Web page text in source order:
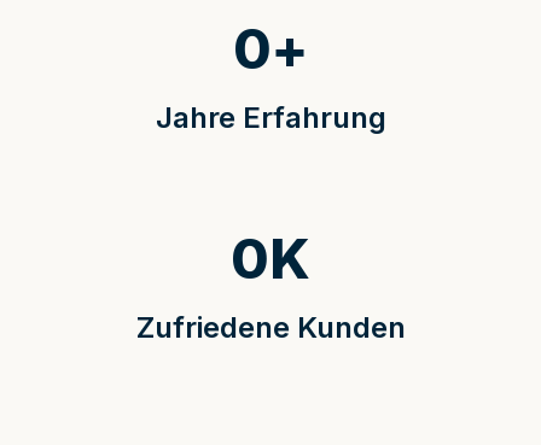
Jahre Erfahrung
0+
Zufriedene Kunden
0K